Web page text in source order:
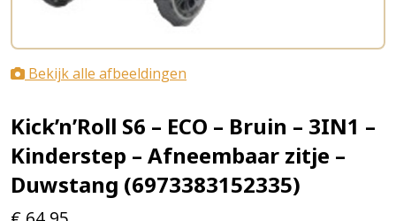
Bekijk alle afbeeldingen
Kick’n’Roll S6 – ECO – Bruin – 3IN1 –
Kinderstep – Afneembaar zitje –
Duwstang (6973383152335)